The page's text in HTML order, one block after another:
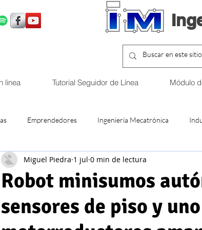
linea Tutorial Seguidor de Línea Módulo
Emprendedores Ingeniería Mecatrónica
Electrónica Ingeniería Mecánica Eléctrica
en Computación y Control Diseño electrónico
Robot minisumos
sensores de piso y
Miguel Piedra 1 jul 0 min de lectura